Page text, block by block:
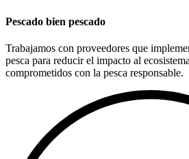
Pescado bien pescado
Trabajamos con proveedores que
pesca para reducir el impacto al
comprometidos con la pesca responsable.